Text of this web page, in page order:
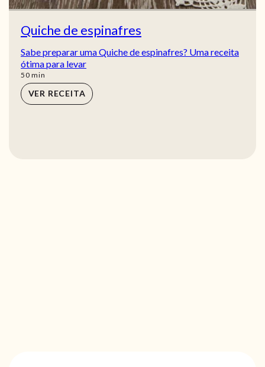
Quiche de espinafres
Sabe preparar uma Quiche de espinafres? Uma receita
ótima para levar
50min
min
VER RECEITA